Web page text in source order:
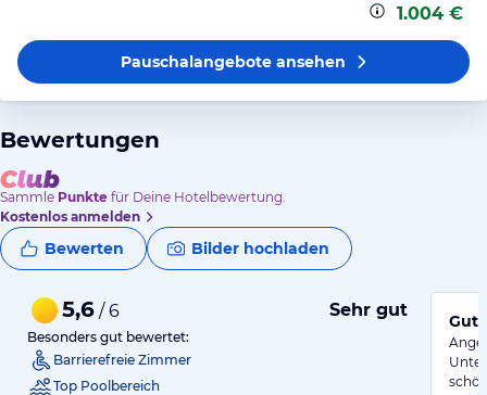
1.004 €
Pauschalangeboteansehen
Bewertungen
Sammle Punkte für Deine Hotelbewertung.
Kostenlos anmelden
Bewerten Bilder hochladen
5,6 / 6 Sehr gut
Besonders gut bewertet:
Barrierefreie Zimmer
Top Poolbereich